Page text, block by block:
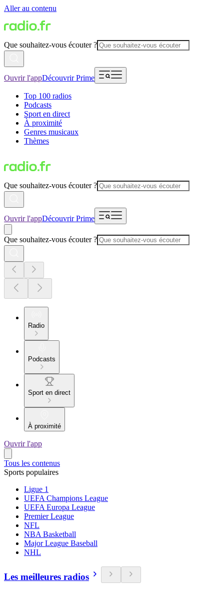
Aller au contenu
Que souhaitez-vous écouter ?
Ouvrir l'appDécouvrir Prime
Top 100 radios
Podcasts
Sport en direct
À proximité
Genres musicaux
Thèmes
Que souhaitez-vous écouter ?
Ouvrir l'appDécouvrir Prime
Que souhaitez-vous écouter ?
Radio
Podcasts
Sport en direct
À proximité
Ouvrir l'app
Tous les contenus
Sports populaires
Ligue 1
UEFA Champions League
UEFA Europa League
Premier League
NFL
NBA Basketball
Major League Baseball
NHL
Les meilleures radios